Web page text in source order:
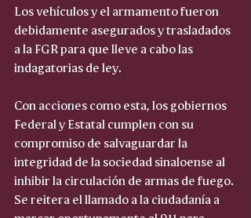
Los vehículos y el armamento fueron
debidamente asegurados y trasladados
a la FGR para que lleve a cabo las
indagatorias de ley.
Con acciones como esta, los gobiernos
Federal y Estatal cumplen con su
compromiso de salvaguardar la
integridad de la sociedad sinaloense al
inhibir la circulación de armas de fuego.
Se reitera el llamado a la ciudadanía a